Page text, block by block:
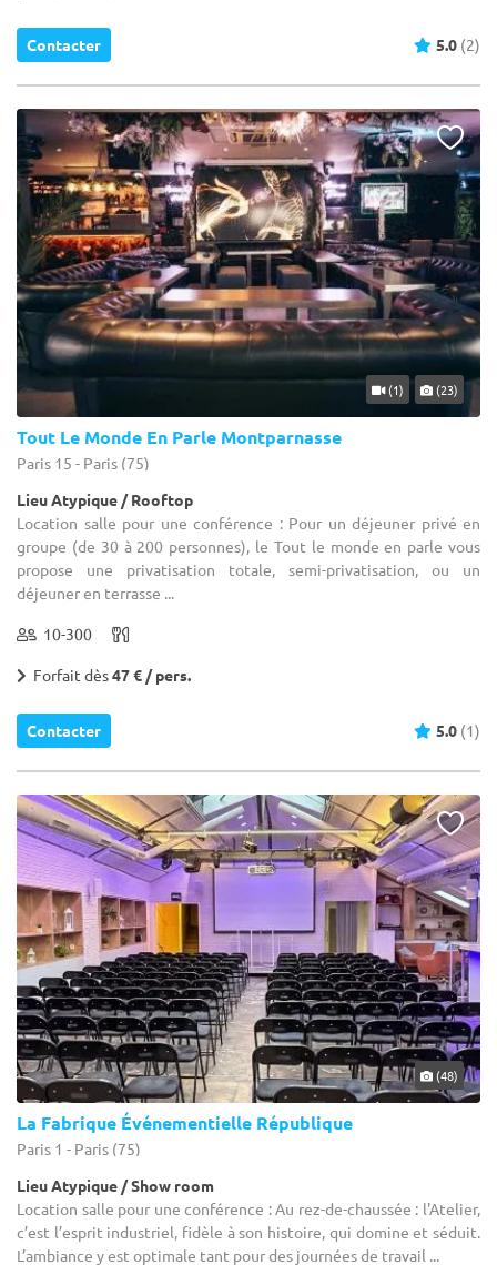
Contacter 5.0 (2)
(1) (23)
Tout Le Monde En Parle Montparnasse
Paris 15 - Paris (75)
Lieu Atypique / Rooftop
Location salle pour une conférence : Pour un déjeuner privé en
groupe (de 30 à 200 personnes), le Tout le monde en parle vous
propose une privatisation totale, semi-privatisation, ou un
déjeuner en terrasse ...
10-300
Forfait dès47 € / pers.
Contacter 5.0 (1)
(48)
La Fabrique Événementielle République
Paris 1 - Paris (75)
Lieu Atypique / Show room
Location salle pour une conférence : Au rez-de-chaussée : l'Atelier,
c’est l’esprit industriel, fidèle à son histoire, qui domine et séduit.
L’ambiance y est optimale tant pour des journées de travail ...